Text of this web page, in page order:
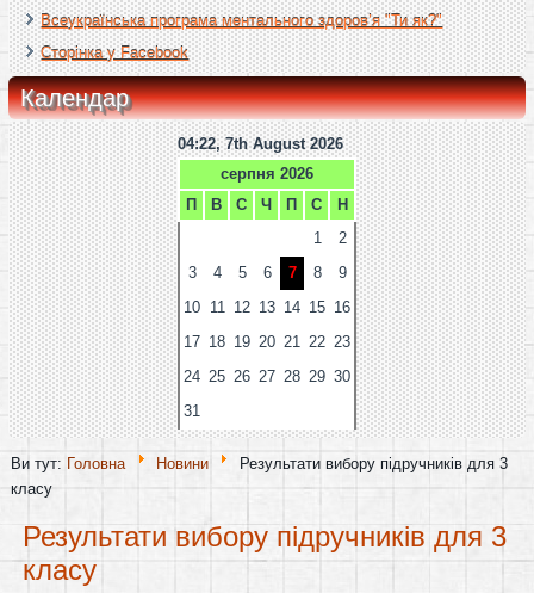
Всеукраїнська програма ментального здоров’я "Ти як?"
Сторінка у Facebook
Календар
04:22, 7th August 2026
серпня 2026
П
В С Ч П С
Н
1
2
3
4 5 6 7 8
9
10 11 12 13 14 15 16
17 18 19 20 21 22 23
24 25 26 27 28 29 30
31
Ви тут: Головна Новини
Результати вибору підручників для 3
класу
Результати вибору підручників для 3
класу